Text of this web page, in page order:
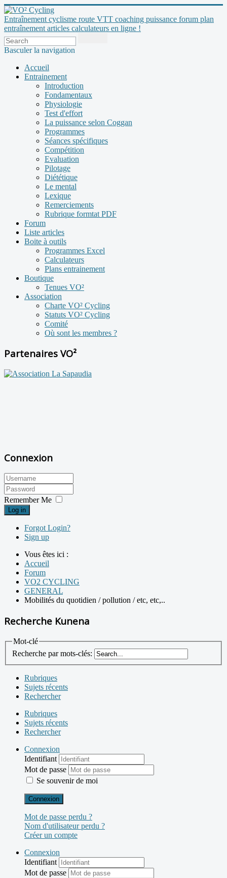
Entraînement cyclisme route VTT coaching puissance forum plan
entraînement articles calculateurs en ligne !
Basculer la navigation
Accueil
Entrainement
Introduction
Fondamentaux
Physiologie
Test d'effort
La puissance selon Coggan
Programmes
Séances spécifiques
Compétition
Evaluation
Pilotage
Diététique
Le mental
Lexique
Remerciements
Rubrique formtat PDF
Forum
Liste articles
Boite à outils
Programmes Excel
Calculateurs
Plans entrainement
Boutique
Tenues VO²
Association
Charte VO² Cycling
Statuts VO² Cycling
Comité
Où sont les membres ?
Partenaires VO²
Connexion
Remember Me
Log in
Forgot Login?
Sign up
Vous êtes ici :
Accueil
Forum
VO2 CYCLING
GENERAL
Mobilités du quotidien / pollution / etc, etc,..
Recherche Kunena
Mot-clé
Recherche par mots-clés:
Rubriques
Sujets récents
Rechercher
Rubriques
Sujets récents
Rechercher
Connexion
Identifiant
Mot de passe
Se souvenir de moi
Connexion
Mot de passe perdu ?
Nom d'utilisateur perdu ?
Créer un compte
Connexion
Identifiant
Mot de passe